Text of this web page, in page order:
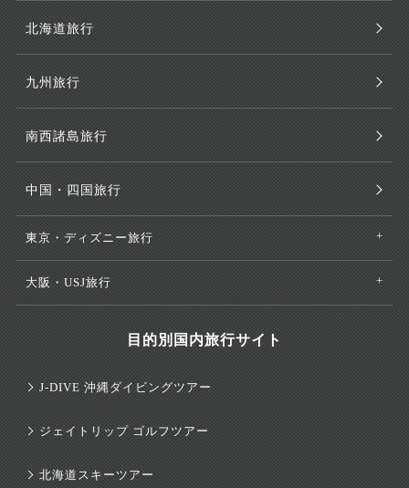
北海道旅行
九州旅行
南西諸島旅行
中国・四国旅行
東京・ディズニー旅行
大阪・USJ旅行
目的別国内旅行サイト
J-DIVE 沖縄ダイビングツアー
ジェイトリップ ゴルフツアー
北海道スキーツアー